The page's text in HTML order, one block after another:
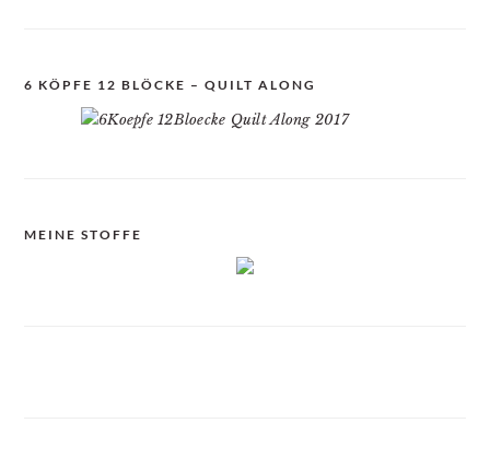
6 KÖPFE 12 BLÖCKE – QUILT ALONG
MEINE STOFFE